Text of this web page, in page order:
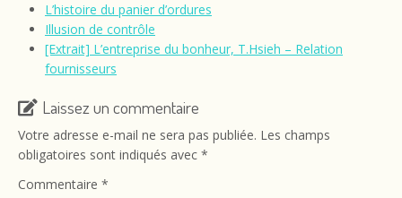
L’histoire du panier d’ordures
Illusion de contrôle
[Extrait] L’entreprise du bonheur, T.Hsieh – Relation
fournisseurs
Laissez un commentaire
Votre adresse e-mail ne sera pas publiée. Les champs
obligatoires sont indiqués avec *
Commentaire *